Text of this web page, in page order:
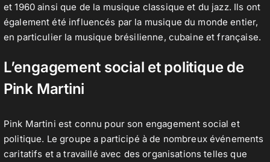
et 1960 ainsi que de la musique classique et du jazz. Ils ont
également été influencés par la musique du monde entier,
en particulier la musique brésilienne, cubaine et française.
L’engagement social et politique de
Pink Martini
Pink Martini est connu pour son engagement social et
politique. Le groupe a participé à de nombreux événements
caritatifs et a travaillé avec des organisations telles que